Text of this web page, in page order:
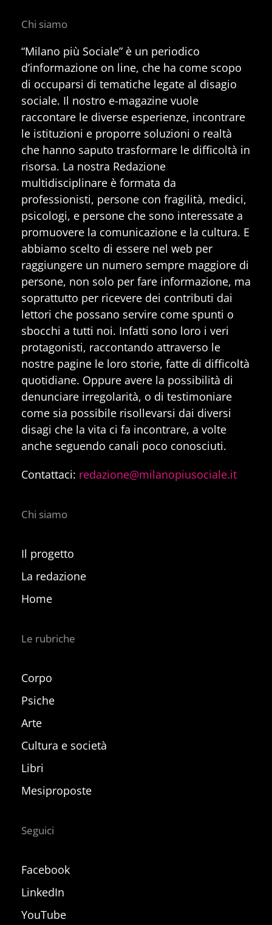
Chi siamo
“Milano più Sociale” è un periodico
d’informazione on line, che ha come scopo
di occuparsi di tematiche legate al disagio
sociale. Il nostro e-magazine vuole
raccontare le diverse esperienze, incontrare
le istituzioni e proporre soluzioni o realtà
che hanno saputo trasformare le difficoltà in
risorsa. La nostra Redazione
multidisciplinare è formata da
professionisti, persone con fragilità, medici,
psicologi, e persone che sono interessate a
promuovere la comunicazione e la cultura. E
abbiamo scelto di essere nel web per
raggiungere un numero sempre maggiore di
persone, non solo per fare informazione, ma
soprattutto per ricevere dei contributi dai
lettori che possano servire come spunti o
sbocchi a tutti noi. Infatti sono loro i veri
protagonisti, raccontando attraverso le
nostre pagine le loro storie, fatte di difficoltà
quotidiane. Oppure avere la possibilità di
denunciare irregolarità, o di testimoniare
come sia possibile risollevarsi dai diversi
disagi che la vita ci fa incontrare, a volte
anche seguendo canali poco conosciuti.
Contattaci: redazione@milanopiusociale.it
Chi siamo
Il progetto
La redazione
Home
Le rubriche
Corpo
Psiche
Arte
Cultura e società
Libri
Mesiproposte
Seguici
Facebook
LinkedIn
YouTube